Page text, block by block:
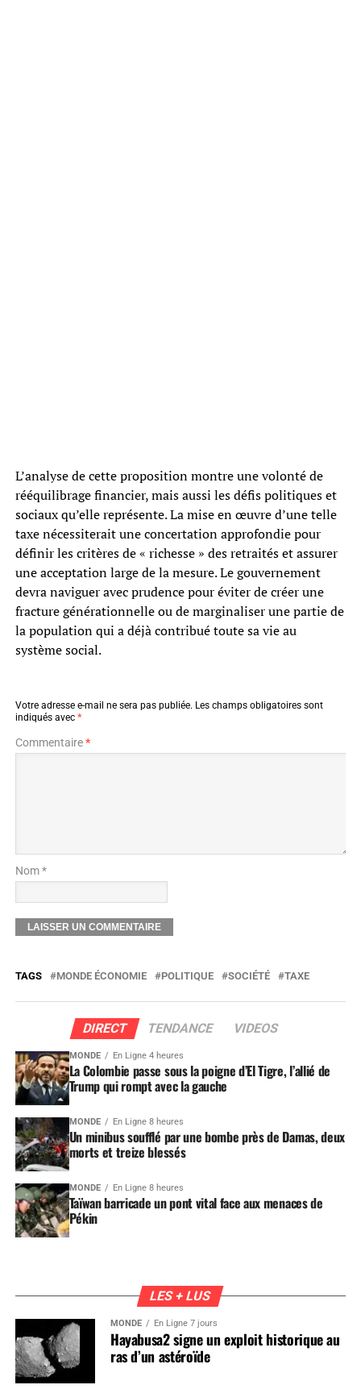
L’analyse de cette proposition montre une volonté de
rééquilibrage financier, mais aussi les défis politiques et
sociaux qu’elle représente. La mise en œuvre d’une telle
taxe nécessiterait une concertation approfondie pour
définir les critères de « richesse » des retraités et assurer
une acceptation large de la mesure. Le gouvernement
devra naviguer avec prudence pour éviter de créer une
fracture générationnelle ou de marginaliser une partie de
la population qui a déjà contribué toute sa vie au
système social.
Votre adresse e-mail ne sera pas publiée. Les champs obligatoires sont
indiqués avec *
Commentaire*
Nom *
TAGS MONDE ÉCONOMIE POLITIQUE SOCIÉTÉ TAXE
DIRECT TENDANCE VIDEOS
MONDE En Ligne 4 heures
La Colombie passe sous la poigne d’El Tigre, l’allié de
Trump qui rompt avec la gauche
MONDE En Ligne 8 heures
Un minibus soufflé par une bombe près de Damas, deux
morts et treize blessés
MONDE En Ligne 8 heures
Taïwan barricade un pont vital face aux menaces de
Pékin
LES + LUS
MONDE En Ligne 7 jours
Hayabusa2 signe un exploit historique au
ras d’un astéroïde